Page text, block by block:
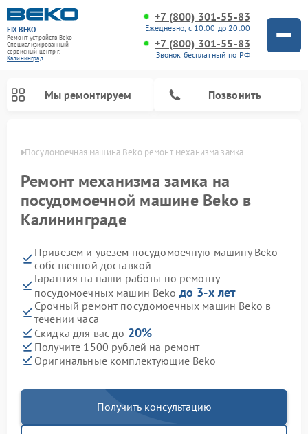
FIX-BEKO
Ремонт устройств Beko
Специализированный
cервисный центр г.
Калининград
+7 (800) 301-55-83
Ежедневно, с 10:00 до 20:00
+7 (800) 301-55-83
Звонок бесплатный по РФ
Мы ремонтируем Позвонить
Посудомоечная машина Beko ремонт механизма замка
Ремонт механизма замка на
посудомоечной машине Beko в
Калининграде
Привезем и увезем посудомоечную машину Beko
собственной доставкой
Гарантия на наши работы по ремонту
посудомоечных машин Beko до 3-х лет
Срочный ремонт посудомоечных машин Beko в
течении часа
Скидка для вас до 20%
Получите 1500 рублей на ремонт
Оригинальные комплектующие Beko
Получить консультацию